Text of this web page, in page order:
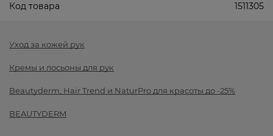
Код товара 1511305
Уход за кожей рук
Кремы и лосьоны для рук
Beautyderm, Hair Trend и NaturPro для красоты до -25%
BEAUTYDERM